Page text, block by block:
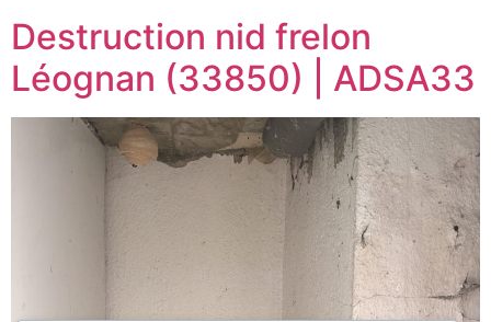
Destruction nid frelon
Léognan (33850) | ADSA33